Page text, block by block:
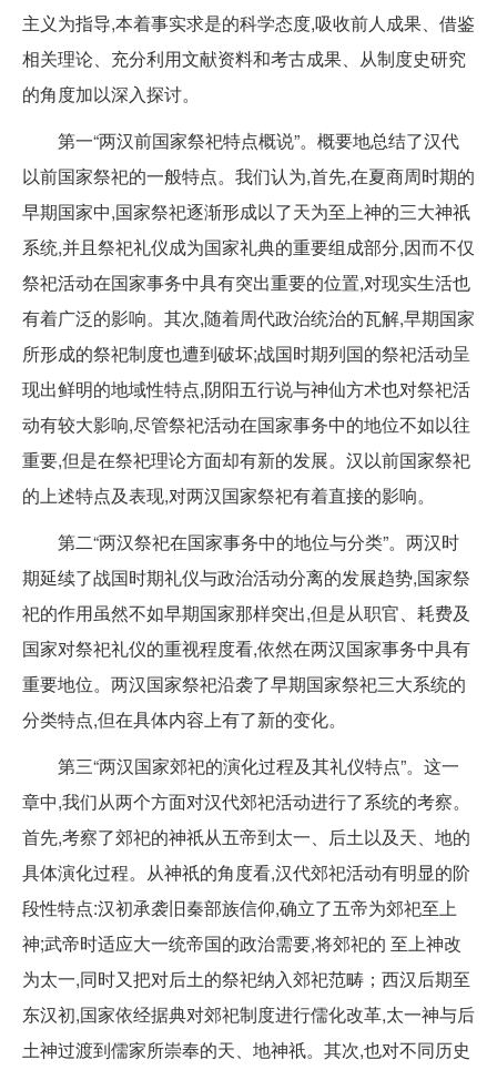
主义为指导,本着事实求是的科学态度,吸收前人成果、借鉴
相关理论、充分利用文献资料和考古成果、从制度史研究
的角度加以深入探讨。
第一“两汉前国家祭祀特点概说”。概要地总结了汉代
以前国家祭祀的一般特点。我们认为,首先,在夏商周时期的
早期国家中,国家祭祀逐渐形成以了天为至上神的三大神祇
系统,并且祭祀礼仪成为国家礼典的重要组成部分,因而不仅
祭祀活动在国家事务中具有突出重要的位置,对现实生活也
有着广泛的影响。其次,随着周代政治统治的瓦解,早期国家
所形成的祭祀制度也遭到破坏;战国时期列国的祭祀活动呈
现出鲜明的地域性特点,阴阳五行说与神仙方术也对祭祀活
动有较大影响,尽管祭祀活动在国家事务中的地位不如以往
重要,但是在祭祀理论方面却有新的发展。汉以前国家祭祀
的上述特点及表现,对两汉国家祭祀有着直接的影响。
第二“两汉祭祀在国家事务中的地位与分类”。两汉时
期延续了战国时期礼仪与政治活动分离的发展趋势,国家祭
祀的作用虽然不如早期国家那样突出,但是从职官、耗费及
国家对祭祀礼仪的重视程度看,依然在两汉国家事务中具有
重要地位。两汉国家祭祀沿袭了早期国家祭祀三大系统的
分类特点,但在具体内容上有了新的变化。
第三“两汉国家郊祀的演化过程及其礼仪特点”。这一
章中,我们从两个方面对汉代郊祀活动进行了系统的考察。
首先,考察了郊祀的神祇从五帝到太一、后土以及天、地的
具体演化过程。从神祇的角度看,汉代郊祀活动有明显的阶
段性特点:汉初承袭旧秦部族信仰,确立了五帝为郊祀至上
神;武帝时适应大一统帝国的政治需要,将郊祀的 至上神改
为太一,同时又把对后土的祭祀纳入郊祀范畴；西汉后期至
东汉初,国家依经据典对郊祀制度进行儒化改革,太一神与后
土神过渡到儒家所崇奉的天、地神祇。其次,也对不同历史